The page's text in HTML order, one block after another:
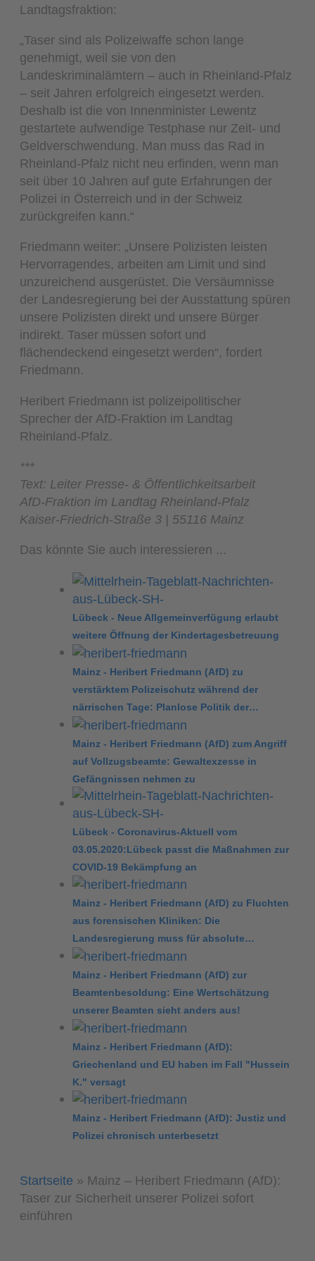
Landtagsfraktion:
„Taser sind als Polizeiwaffe schon lange
genehmigt, weil sie von den
Landeskriminalämtern – auch in Rheinland-Pfalz
– seit Jahren erfolgreich eingesetzt werden.
Deshalb ist die von Innenminister Lewentz
gestartete aufwendige Testphase nur Zeit- und
Geldverschwendung. Man muss das Rad in
Rheinland-Pfalz nicht neu erfinden, wenn man
seit über 10 Jahren auf gute Erfahrungen der
Polizei in Österreich und in der Schweiz
zurückgreifen kann.“
Friedmann weiter: „Unsere Polizisten leisten
Hervorragendes, arbeiten am Limit und sind
unzureichend ausgerüstet. Die Versäumnisse
der Landesregierung bei der Ausstattung spüren
unsere Polizisten direkt und unsere Bürger
indirekt. Taser müssen sofort und
flächendeckend eingesetzt werden“, fordert
Friedmann.
Heribert Friedmann ist polizeipolitischer
Sprecher der AfD-Fraktion im Landtag
Rheinland-Pfalz.
***
Text: Leiter Presse- & Öffentlichkeitsarbeit
AfD-Fraktion im Landtag Rheinland-Pfalz
Kaiser-Friedrich-Straße 3 | 55116 Mainz
Das könnte Sie auch interessieren ...
Lübeck - Neue Allgemeinverfügung erlaubt
weitere Öffnung der Kindertagesbetreuung
Mainz - Heribert Friedmann (AfD) zu
verstärktem Polizeischutz während der
närrischen Tage: Planlose Politik der…
Mainz - Heribert Friedmann (AfD) zum Angriff
auf Vollzugsbeamte: Gewaltexzesse in
Gefängnissen nehmen zu
Lübeck - Coronavirus-Aktuell vom
03.05.2020:Lübeck passt die Maßnahmen zur
COVID-19 Bekämpfung an
Mainz - Heribert Friedmann (AfD) zu Fluchten
aus forensischen Kliniken: Die
Landesregierung muss für absolute…
Mainz - Heribert Friedmann (AfD) zur
Beamtenbesoldung: Eine Wertschätzung
unserer Beamten sieht anders aus!
Mainz - Heribert Friedmann (AfD):
Griechenland und EU haben im Fall "Hussein
K." versagt
Mainz - Heribert Friedmann (AfD): Justiz und
Polizei chronisch unterbesetzt
Startseite » Mainz – Heribert Friedmann (AfD):
Taser zur Sicherheit unserer Polizei sofort
einführen